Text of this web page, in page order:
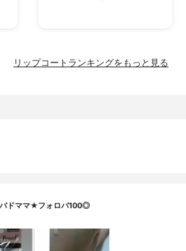
リップコートランキングをもっと見る
バドママ★フォロバ100◎